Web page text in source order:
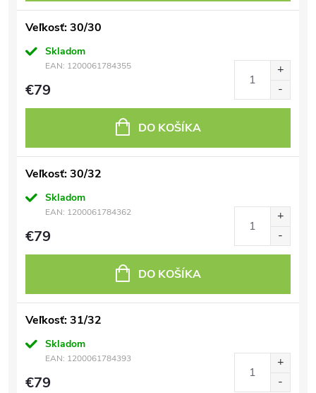
Veľkosť: 30/30
Skladom
EAN: 1200061784355
€79
DO KOŠÍKA
Veľkosť: 30/32
Skladom
EAN: 1200061784362
€79
DO KOŠÍKA
Veľkosť: 31/32
Skladom
EAN: 1200061784393
€79